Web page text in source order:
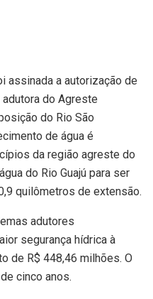
assinada a autorização de
do Agreste
do Rio São
de água é
da região agreste do
do Rio Guajú para ser
quilômetros de extensão.
adutores
segurança hídrica à
de R$ 448,46 milhões. O
cinco anos.